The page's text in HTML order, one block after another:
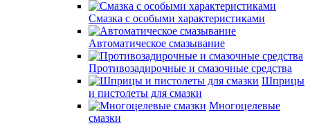
Смазка с особыми характеристиками
Автоматическое смазывание
Противозадирочные и смазочные средства
Шприцы
и пистолеты для смазки
Многоцелевые
смазки